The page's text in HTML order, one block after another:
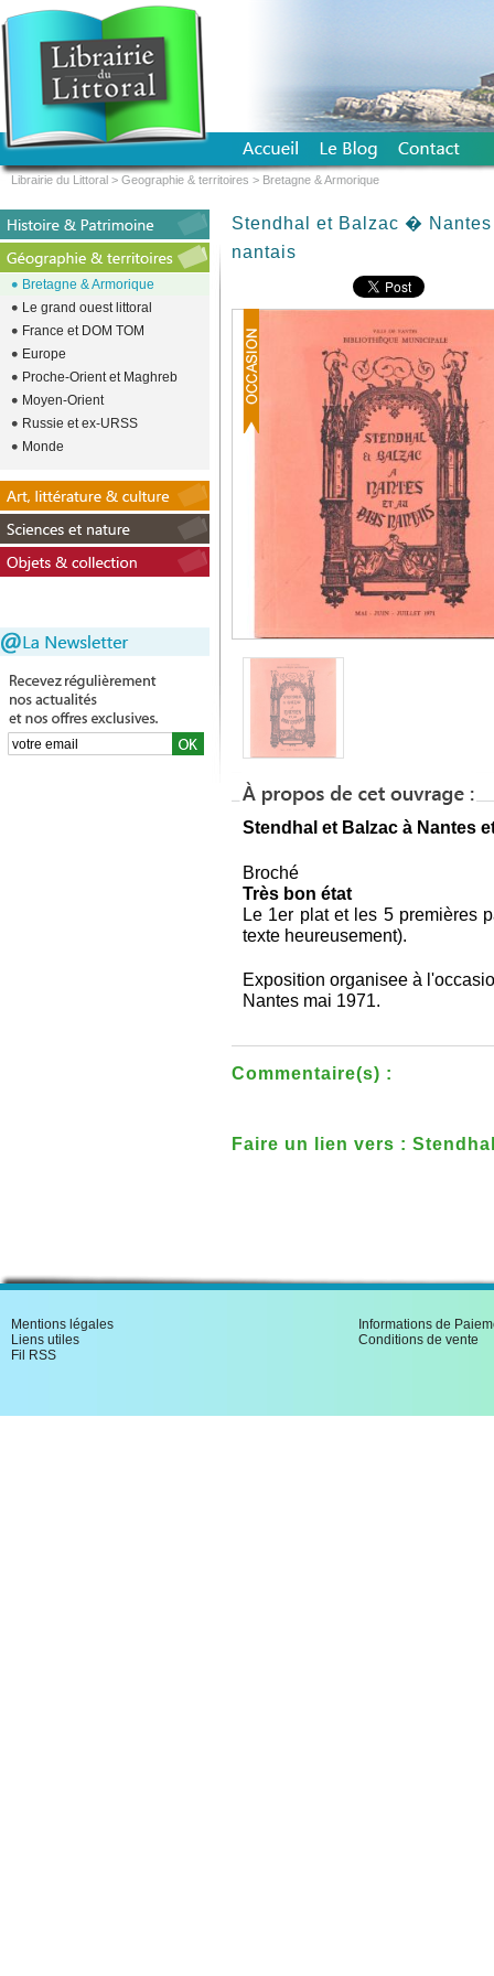
Stendhal et Balzac �
nantais
Stendhal et Balzac à Nantes
Broché
Très bon état
Le 1er plat et les 5 premières
texte heureusement).
Exposition organisee à
Nantes mai 1971.
Commentaire(s) :
Faire un lien vers :
Bretagne & Armorique
Le grand ouest littoral
France et DOM TOM
Europe
Proche-Orient et Maghreb
Moyen-Orient
Russie et ex-URSS
Monde
Librairie du Littoral > Geographie & territoires > Bretagne & Armorique
Mentions légales
Liens utiles
Fil RSS
Informations de
Conditions de vente